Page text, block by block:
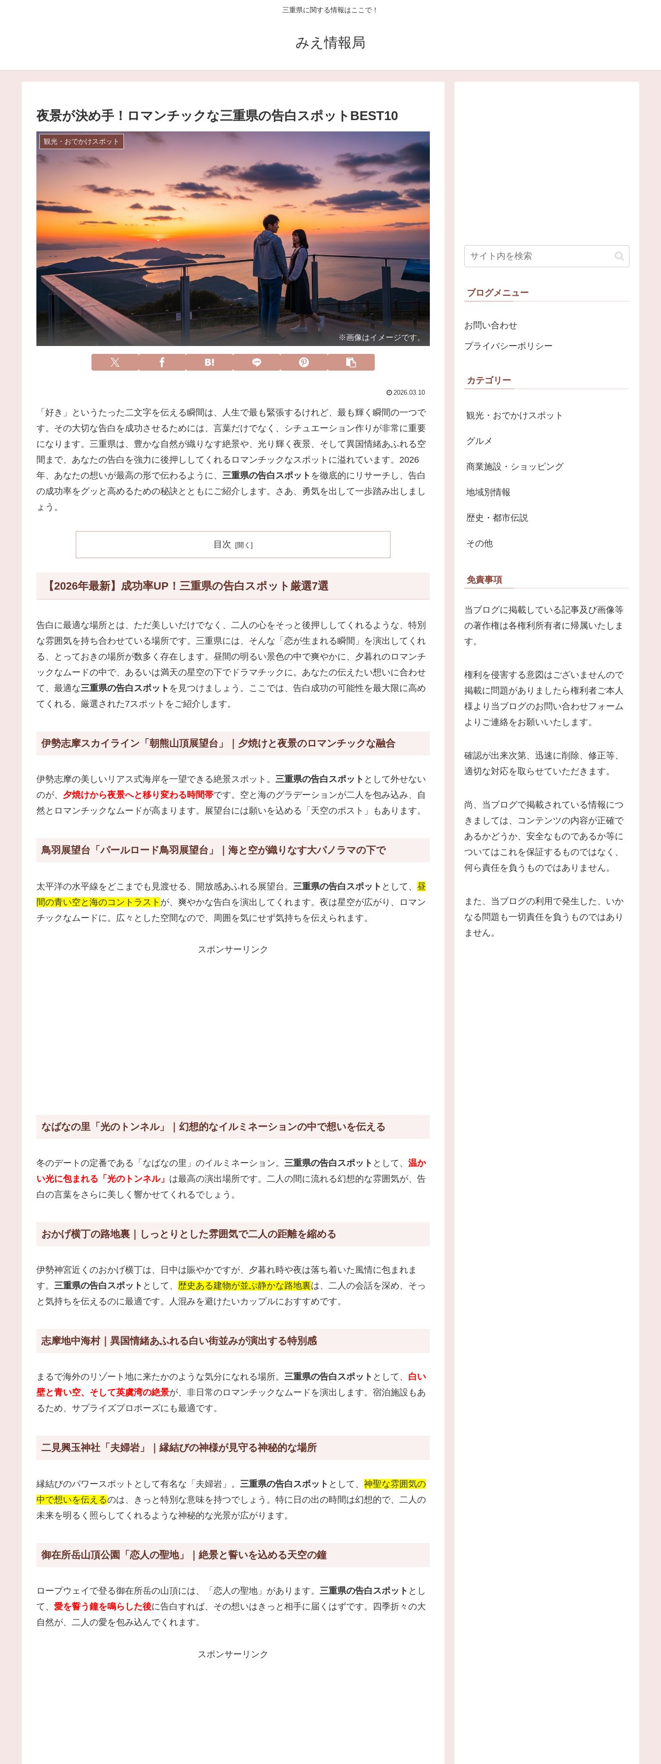
三重県に関する情報はここで！
みえ情報局
夜景が決め手！ロマンチックな三重県の告白スポットBEST10
観光・おでかけスポット
※画像はイメージです。
2026.03.10
「好き」というたった二文字を伝える瞬間は、人生で最も緊張するけれど、最も輝く瞬間の一つで
す。その大切な告白を成功させるためには、言葉だけでなく、シチュエーション作りが非常に重要
になります。三重県は、豊かな自然が織りなす絶景や、光り輝く夜景、そして異国情緒あふれる空
間まで、あなたの告白を強力に後押ししてくれるロマンチックなスポットに溢れています。2026
年、あなたの想いが最高の形で伝わるように、 三重県の告白スポット を徹底的にリサーチし、告白
の成功率をグッと高めるための秘訣とともにご紹介します。さあ、勇気を出して一歩踏み出しまし
ょう。
目次
【2026年最新】成功率UP！三重県の告白スポット厳選7選
告白に最適な場所とは、ただ美しいだけでなく、二人の心をそっと後押ししてくれるような、特別
な雰囲気を持ち合わせている場所です。三重県には、そんな「恋が生まれる瞬間」を演出してくれ
る、とっておきの場所が数多く存在します。昼間の明るい景色の中で爽やかに、夕暮れのロマンチ
ックなムードの中で、あるいは満天の星空の下でドラマチックに。あなたの伝えたい想いに合わせ
て、最適な三重県の告白スポット を見つけましょう。ここでは、告白成功の可能性を最大限に高め
てくれる、厳選された7スポットをご紹介します。
伊勢志摩スカイライン「朝熊山頂展望台」｜夕焼けと夜景のロマンチックな融合
伊勢志摩の美しいリアス式海岸を一望できる絶景スポット。 三重県の告白スポット として外せない
のが、 夕焼けから夜景へと移り変わる時間帯です。空と海のグラデーションが二人を包み込み、自
然とロマンチックなムードが高まります。展望台には願いを込める「天空のポスト」もあります。
鳥羽展望台「パールロード鳥羽展望台」｜海と空が織りなす大パノラマの下で
太平洋の水平線をどこまでも見渡せる、開放感あふれる展望台。 三重県の告白スポット として、 昼
間の青い空と海のコントラスト が、爽やかな告白を演出してくれます。夜は星空が広がり、ロマン
チックなムードに。広々とした空間なので、周囲を気にせず気持ちを伝えられます。
スポンサーリンク
なばなの里「光のトンネル」｜幻想的なイルミネーションの中で想いを伝える
冬のデートの定番である「なばなの里」のイルミネーション。 三重県の告白スポット として、 温か
い光に包まれる「光のトンネル」 は最高の演出場所です。二人の間に流れる幻想的な雰囲気が、告
白の言葉をさらに美しく響かせてくれるでしょう。
おかげ横丁の路地裏｜しっとりとした雰囲気で二人の距離を縮める
伊勢神宮近くのおかげ横丁は、日中は賑やかですが、夕暮れ時や夜は落ち着いた風情に包まれま
す。 三重県の告白スポット として、 歴史ある建物が並ぶ静かな路地裏は、二人の会話を深め、そっ
と気持ちを伝えるのに最適です。人混みを避けたいカップルにおすすめです。
志摩地中海村｜異国情緒あふれる白い街並みが演出する特別感
まるで海外のリゾート地に来たかのような気分になれる場所。 三重県の告白スポット として、 白い
壁と青い空、そして英虞湾の絶景が、非日常のロマンチックなムードを演出します。宿泊施設もあ
るため、サプライズプロポーズにも最適です。
二見興玉神社「夫婦岩」｜縁結びの神様が見守る神秘的な場所
縁結びのパワースポットとして有名な「夫婦岩」。 三重県の告白スポット として、 神聖な雰囲気の
中で想いを伝えるのは、きっと特別な意味を持つでしょう。特に日の出の時間は幻想的で、二人の
未来を明るく照らしてくれるような神秘的な光景が広がります。
御在所岳山頂公園「恋人の聖地」｜絶景と誓いを込める天空の鐘
ロープウェイで登る御在所岳の山頂には、「恋人の聖地」があります。 三重県の告白スポット とし
て、 愛を誓う鐘を鳴らした後に告白すれば、その想いはきっと相手に届くはずです。四季折々の大
自然が、二人の愛を包み込んでくれます。
スポンサーリンク
ブログメニュー
お問い合わせ
プライバシーポリシー
カテゴリー
観光・おでかけスポット
グルメ
商業施設・ショッピング
地域別情報
歴史・都市伝説
その他
免責事項
当ブログに掲載している記事及び画像等
の著作権は各権利所有者に帰属いたしま
す。
権利を侵害する意図はございませんので
掲載に問題がありましたら権利者ご本人
様より当ブログのお問い合わせフォーム
よりご連絡をお願いいたします。
確認が出来次第、迅速に削除、修正等、
適切な対応を取らせていただきます。
尚、当ブログで掲載されている情報につ
きましては、コンテンツの内容が正確で
あるかどうか、安全なものであるか等に
ついてはこれを保証するものではなく、
何ら責任を負うものではありません。
また、当ブログの利用で発生した、いか
なる問題も一切責任を負うものではあり
ません。